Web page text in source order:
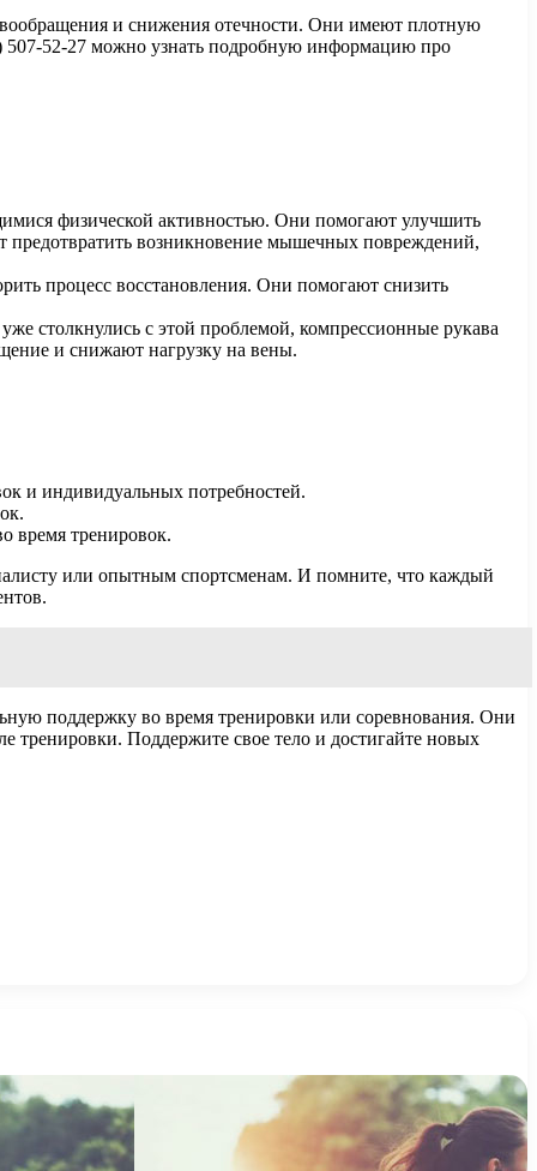
и снижения отечности. Они имеют плотную
507-52-27 можно узнать подробную информацию про
физической активностью. Они помогают улучшить
предотвратить возникновение мышечных повреждений,
процесс восстановления. Они помогают снизить
столкнулись с этой проблемой, компрессионные рукава
и снижают нагрузку на вены.
и индивидуальных потребностей.
время тренировок.
или опытным спортсменам. И помните, что каждый
поддержку во время тренировки или соревнования. Они
тренировки. Поддержите свое тело и достигайте новых